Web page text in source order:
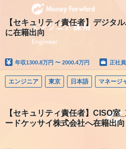
【セキュリティ責任者】デジタ
に在籍出向
年収1300.8万円 〜 2000.4万円 正社員
エンジニア 東京 日本語
【セキュリティ責任者】CISO
ードケッサイ株式会社へ在籍出向